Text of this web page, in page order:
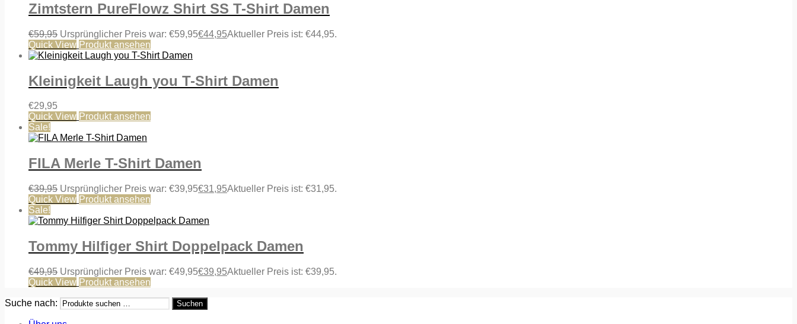
Zimtstern PureFlowz Shirt SS T-Shirt Damen
€59,95 Ursprünglicher Preis war: €59,95€44,95Aktueller Preis ist: €44,95.
Quick View Produkt ansehen
Kleinigkeit Laugh you T-Shirt Damen
€29,95
Quick View Produkt ansehen
Sale!
FILA Merle T-Shirt Damen
€39,95 Ursprünglicher Preis war: €39,95€31,95Aktueller Preis ist: €31,95.
Quick View Produkt ansehen
Sale!
Tommy Hilfiger Shirt Doppelpack Damen
€49,95 Ursprünglicher Preis war: €49,95€39,95Aktueller Preis ist: €39,95.
Quick View Produkt ansehen
Suche nach: Suchen